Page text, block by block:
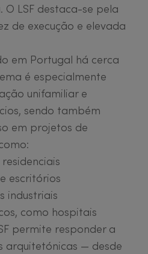
LSF destaca-se pela
de execução e elevada
em Portugal há cerca
é especialmente
unifamiliar e
sendo também
em projetos de
escritórios
industriais
como hospitais
permite responder a
arquitetónicas — desde